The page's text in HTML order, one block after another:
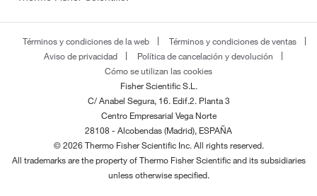
Términos y condiciones de la web
Términos y condiciones de ventas
Aviso de privacidad
Política de cancelación y devolución
Cómo se utilizan las cookies
Fisher Scientific S.L.
C/ Anabel Segura, 16. Edif.2. Planta 3
Centro Empresarial Vega Norte
28108 - Alcobendas (Madrid), ESPAÑA
© 2026 Thermo Fisher Scientific Inc. All rights reserved.
All trademarks are the property of Thermo Fisher Scientific and its subsidiaries
unless otherwise specified.